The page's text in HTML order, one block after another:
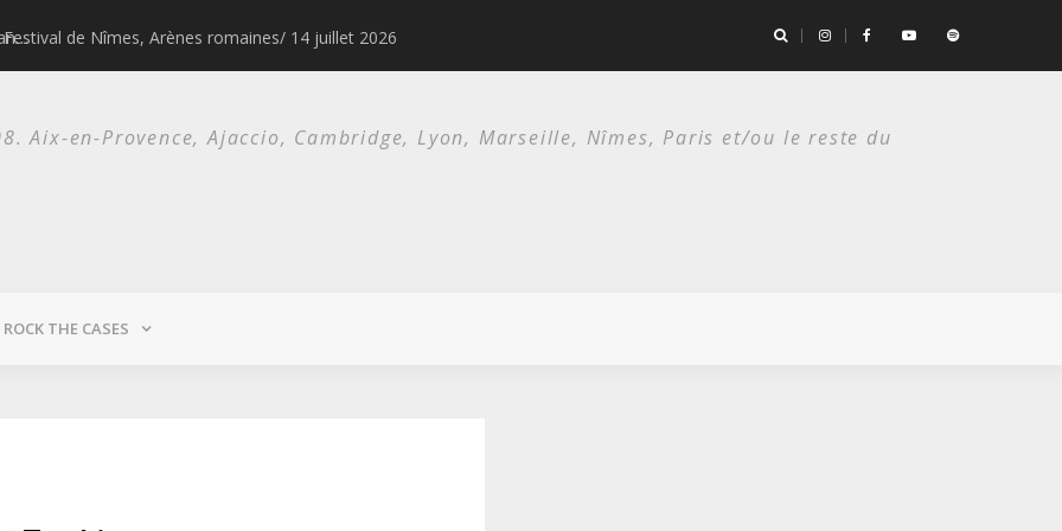
de Nîmes, Arènes romaines/ 14 juillet 2026
Aix-en-Provence, Ajaccio, Cambridge, Lyon, Marseille, Nîmes, Paris et/ou le reste du
ROCK THE CASES